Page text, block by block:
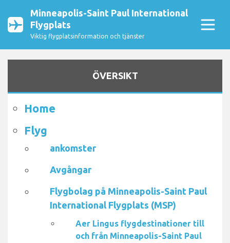
Minneapolis-Saint Paul International
Flygplats
Viktig flygplatsinformation och tjänster
ÖVERSIKT
Home
Flyg
ankomster
Avgångar
Flygbolag på Minneapolis-Saint Paul
International Flygplats (MSP)
Aer Lingus flygdestinationer till
och från Minneapolis-Saint Paul